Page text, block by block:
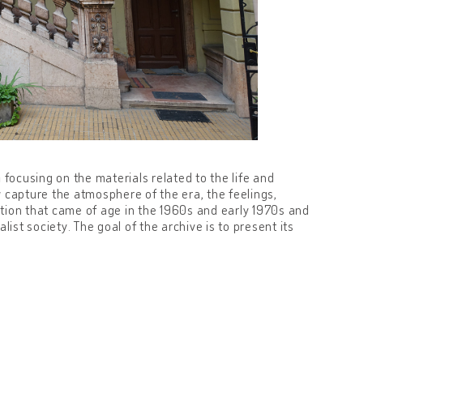
focusing on the materials related to the life and
the atmosphere of the era, the feelings,
that came of age in the 1960s and early 1970s and
society. The goal of the archive is to present its